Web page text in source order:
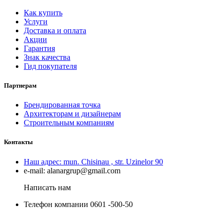
Как купить
Услуги
Доставка и оплата
Акции
Гарантия
Знак качества
Гид покупателя
Партнерам
Брендированная точка
Архитекторам и дизайнерам
Строительным компаниям
Контакты
Наш адрес: mun. Chisinau , str. Uzinelor 90
e-mail: alanargrup@gmail.com
Написать нам
Телефон компании 0601 -500-50